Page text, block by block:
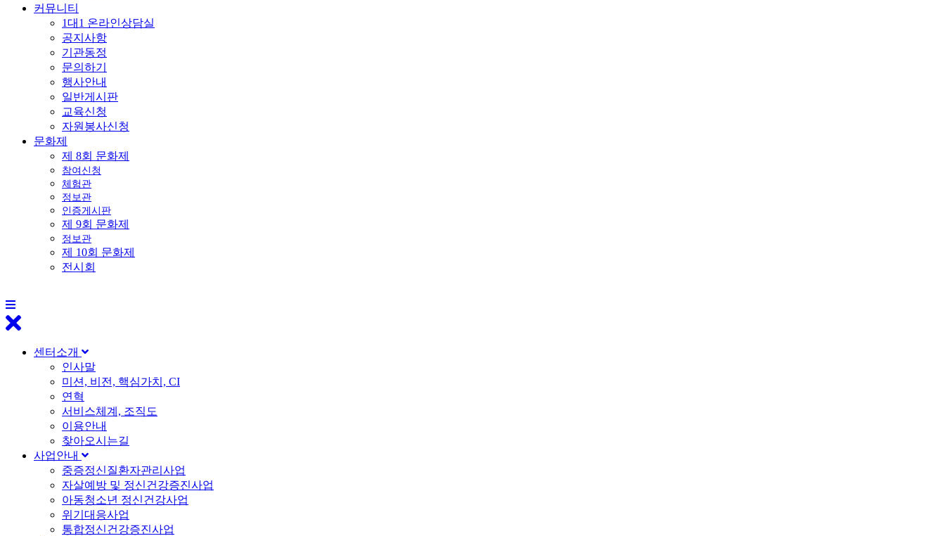
커뮤니티
1대1 온라인상담실
공지사항
기관동정
문의하기
행사안내
일반게시판
교육신청
자원봉사신청
문화제
제 8회 문화제
참여신청
체험관
정보관
인증게시판
제 9회 문화제
정보관
제 10회 문화제
전시회
센터소개
인사말
미션, 비전, 핵심가치, CI
연혁
서비스체계, 조직도
이용안내
찾아오시는길
사업안내
중증정신질환자관리사업
자살예방 및 정신건강증진사업
아동청소년 정신건강사업
위기대응사업
통합정신건강증진사업